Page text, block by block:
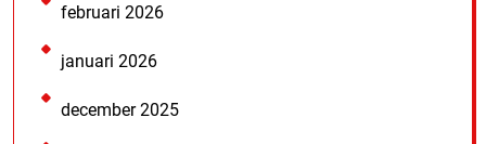
februari 2026
januari 2026
december 2025